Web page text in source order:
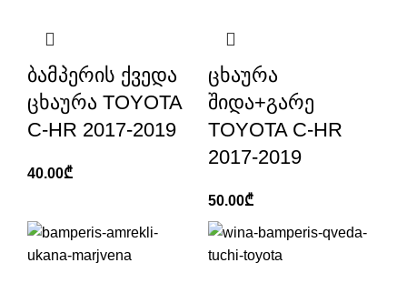
ბამპერის ქვედა
ცხაურა TOYOTA
C-HR 2017-2019
40.00₾
ცხაურა
შიდა+გარე
TOYOTA C-HR
2017-2019
50.00₾